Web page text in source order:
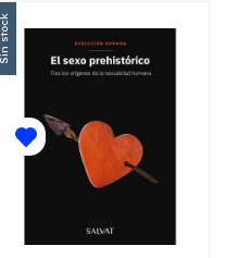
Sin stock